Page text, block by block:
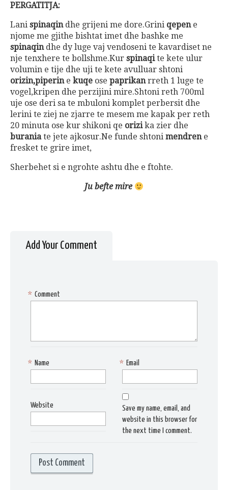
PERGATITJA:
Lani spinaqindhe grijeni me dore.Grini qepen e
njome me gjithe bishtat imet dhe bashke me
spinaqin dhe dy luge vaj vendoseni te kavardiset ne
nje tenxhere te bollshme.Kur spinaqite kete ulur
volumin e tije dhe uji te kete avulluar shtoni
orizin,piperine kuqe ose paprikanrreth 1 luge te
vogel,kripen dhe perzijini mire.Shtoni reth 700ml
uje ose deri sa te mbuloni komplet perbersit dhe
lerini te ziej ne zjarre te mesem me kapak per reth
20 minuta ose kur shikoni qe orizika zier dhe
buraniate jete ajkosur.Ne funde shtoni mendren e
fresket te grire imet,
Sherbehet si e ngrohte ashtu dhe e ftohte.
Ju befte mire
Add Your Comment
Comment
*
Name
* Email
*
Website
Save my name, email, and
website in this browser for
the next time I comment.